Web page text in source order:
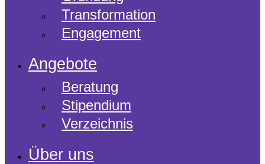
Transformation
Engagement
Angebote
Beratung
Stipendium
Verzeichnis
Über uns